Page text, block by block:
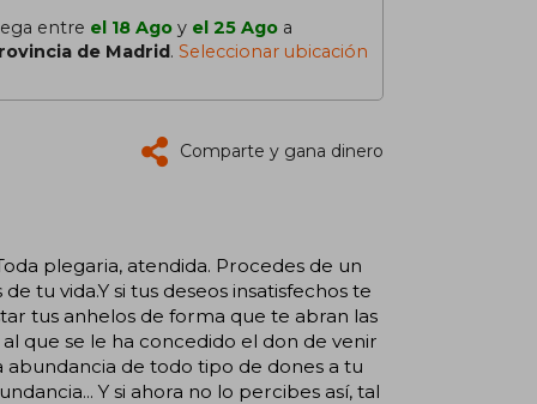
entre el 18 Ago y el 25 Ago a
de Madrid. Seleccionar ubicación
Comparte y gana dinero
plegaria, atendida. Procedes de un
tu vida.Y si tus deseos insatisfechos te
tus anhelos de forma que te abran las
que se le ha concedido el don de venir
abundancia de todo tipo de dones a tu
Y si ahora no lo percibes así, tal